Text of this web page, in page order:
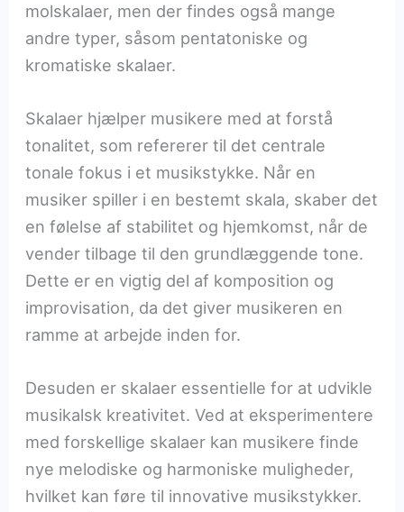
molskalaer, men der findes også mange
andre typer, såsom pentatoniske og
kromatiske skalaer.
Skalaer hjælper musikere med at forstå
tonalitet, som refererer til det centrale
tonale fokus i et musikstykke. Når en
musiker spiller i en bestemt skala, skaber det
en følelse af stabilitet og hjemkomst, når de
vender tilbage til den grundlæggende tone.
Dette er en vigtig del af komposition og
improvisation, da det giver musikeren en
ramme at arbejde inden for.
Desuden er skalaer essentielle for at udvikle
musikalsk kreativitet. Ved at eksperimentere
med forskellige skalaer kan musikere finde
nye melodiske og harmoniske muligheder,
hvilket kan føre til innovative musikstykker.